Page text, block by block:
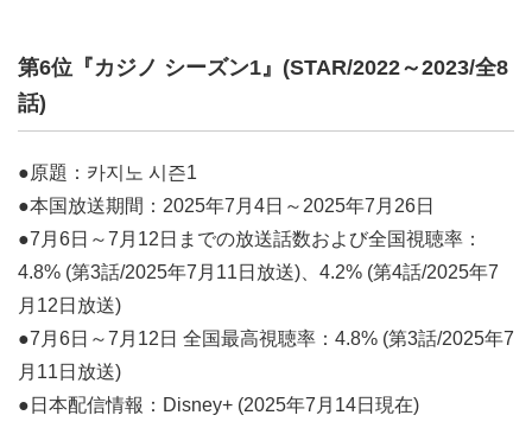
第6位『カジノ シーズン1』(STAR/2022～2023/全8
話)
●原題：카지노 시즌1
●本国放送期間：2025年7月4日～2025年7月26日
●7月6日～7月12日までの放送話数および全国視聴率：
4.8% (第3話/2025年7月11日放送)、4.2% (第4話/2025年7
月12日放送)
●7月6日～7月12日 全国最高視聴率：4.8% (第3話/2025年7
月11日放送)
●日本配信情報：Disney+ (2025年7月14日現在)